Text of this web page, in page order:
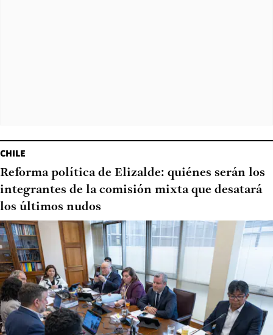
CHILE
Reforma política de Elizalde: quiénes serán los
integrantes de la comisión mixta que desatará
los últimos nudos